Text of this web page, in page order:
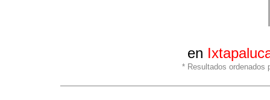
en
* Resultados ordenados